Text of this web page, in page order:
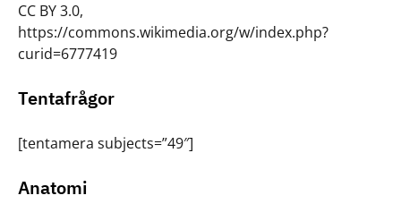
CC BY 3.0,
https://commons.wikimedia.org/w/index.php?
curid=6777419
Tentafrågor
[tentamera subjects=”49″]
Anatomi